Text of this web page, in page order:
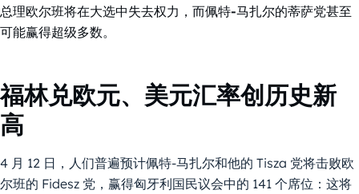
总理欧尔班将在大选中失去权力，而佩特-马扎尔的蒂萨党甚至
可能赢得超级多数。
福林兑欧元、美元汇率创历史新
高
4 月 12 日，人们普遍预计佩特-马扎尔和他的 Tisza 党将击败欧
尔班的 Fidesz 党，赢得匈牙利国民议会中的 141 个席位：这将